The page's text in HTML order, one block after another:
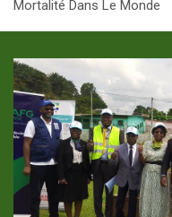
Mortalité Dans Le Monde
p